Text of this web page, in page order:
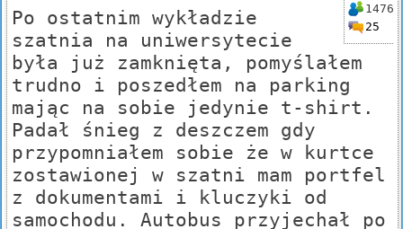
1476
25
Po ostatnim wykładzie
szatnia na uniwersytecie
była już zamknięta, pomyślałem
trudno i poszedłem na parking
mając na sobie jedynie t-shirt.
Padał śnieg z deszczem gdy
przypomniałem sobie że w kurtce
zostawionej w szatni mam portfel
z dokumentami i kluczyki od
samochodu. Autobus przyjechał po